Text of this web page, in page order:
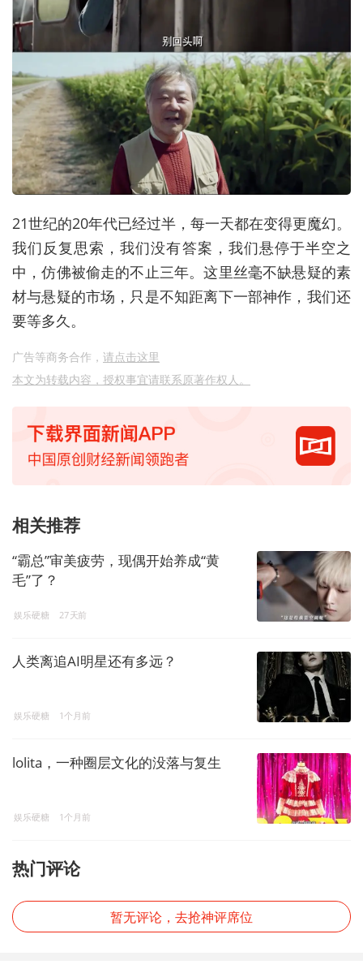
21世纪的20年代已经过半，每一天都在变得更魔幻。
我们反复思索，我们没有答案，我们悬停于半空之
中，仿佛被偷走的不止三年。这里丝毫不缺悬疑的素
材与悬疑的市场，只是不知距离下一部神作，我们还
要等多久。
广告等商务合作， 请点击这里
本文为转载内容，授权事宜请联系原著作权人。
相关推荐
“霸总”审美疲劳，现偶开始养成“黄
毛”了？
娱乐硬糖 27天前
人类离追AI明星还有多远？
娱乐硬糖 1个月前
lolita，一种圈层文化的没落与复生
娱乐硬糖 1个月前
热门评论
暂无评论，去抢神评席位